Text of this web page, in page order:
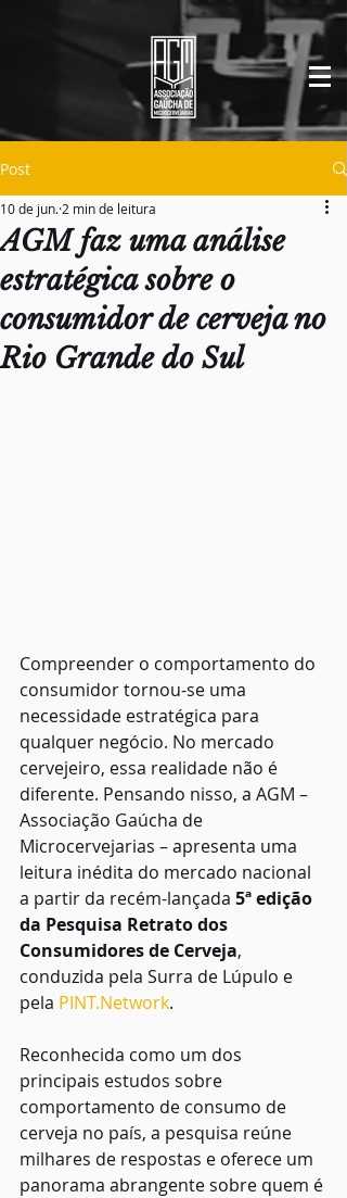
Post
AGM faz uma análise
estratégica sobre o
consumidor de cerveja no
Rio Grande do Sul
10 de jun. 2 min de leitura
Compreender o comportamento do
consumidor tornou-se uma
necessidade estratégica para
qualquer negócio. No mercado
cervejeiro, essa realidade não é
diferente. Pensando nisso, a AGM –
Associação Gaúcha de
Microcervejarias – apresenta uma
leitura inédita do mercado nacional
a partir da recém-lançada 5ª edição
da Pesquisa Retrato dos
Consumidores de Cerveja,
conduzida pela Surra de Lúpulo e
pela PINT.Network.
Reconhecida como um dos
principais estudos sobre
comportamento de consumo de
cerveja no país, a pesquisa reúne
milhares de respostas e oferece um
panorama abrangente sobre quem é